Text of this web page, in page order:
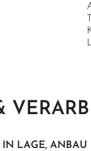
IN LAGE,